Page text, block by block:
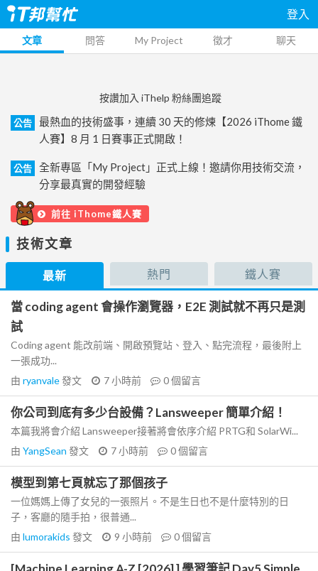
登入
文章 問答 My Project 徵才 聊天
按讚加入 iThelp 粉絲團追蹤
公告
最熱血的技術盛事，連續 30 天的修煉【2026 iThome 鐵
人賽】8 月 1 日賽事正式開啟！
公告
全新專區「My Project」正式上線！邀請你用技術交流，
分享最真實的開發經驗
前往 iThome鐵人賽
技術文章
最新 熱門 鐵人賽
當 coding agent 會操作瀏覽器，E2E 測試就不再只是測
試
Coding agent 能改前端、開啟預覽站、登入、點完流程，最後附上
一張成功...
由 ryanvale發文 7 小時前 0個留言
你公司到底有多少台設備？Lansweeper 簡單介紹！
本篇我將會介紹 Lansweeper接著將會依序介紹 PRTG和 SolarWi...
由 YangSean 發文 7 小時前 0個留言
模型到第七頁就忘了那個孩子
一位媽媽上傳了女兒的一張照片。不是生日也不是什麼特別的日
子，客廳的隨手拍，很普通...
由 lumorakids 發文 9 小時前 0個留言